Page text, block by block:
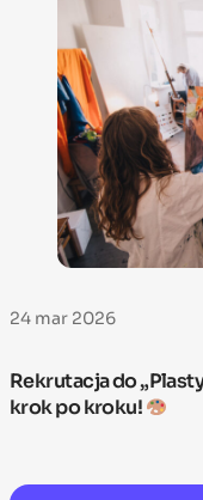
24 mar 2026
Rekrutacja do
krok po kroku!